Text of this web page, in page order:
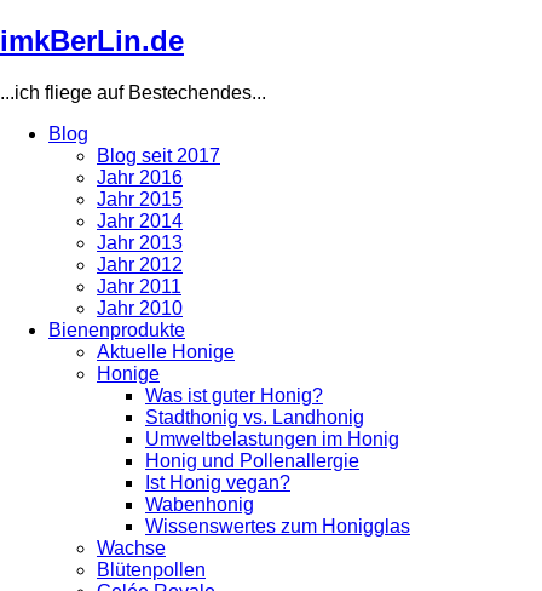
Direkt
zum
imkBerLin.de
...ich fliege auf Bestechendes...
navigation
Blog
Blog seit 2017
Jahr 2016
Jahr 2015
Jahr 2014
Jahr 2013
Jahr 2012
Jahr 2011
Jahr 2010
Bienenprodukte
Aktuelle Honige
Honige
Was ist guter Honig?
Stadthonig vs. Landhonig
Umweltbelastungen im Honig
Honig und Pollenallergie
Ist Honig vegan?
Wabenhonig
Wissenswertes zum Honigglas
Wachse
Blütenpollen